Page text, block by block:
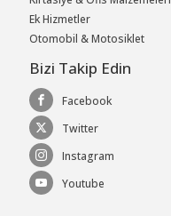
Ek Hizmetler
Otomobil & Motosiklet
Bizi Takip Edin
Facebook
Twitter
Instagram
Youtube